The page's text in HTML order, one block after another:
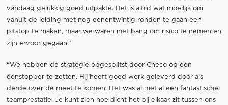
vandaag gelukkig goed uitpakte. Het is altijd wat moeilijk om
vanuit de leiding met nog eenentwintig ronden te gaan een
pitstop te maken, maar we waren niet bang om risico te nemen en
zijn ervoor gegaan.”
“We hebben de strategie opgesplitst door Checo op een
éénstopper te zetten. Hij heeft goed werk geleverd door als
derde over de meet te komen. Het was al met al een fantastische
teamprestatie. Je kunt zien hoe dicht het bij elkaar zit tussen ons